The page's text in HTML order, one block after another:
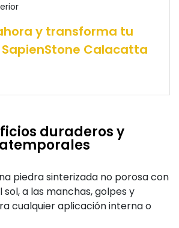
y transforma tu
Calacatta
duraderos y
atemporales
piedra sinterizada no porosa con
a las manchas, golpes y
cualquier aplicación interna o